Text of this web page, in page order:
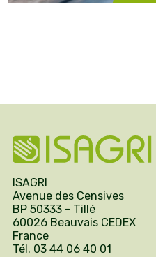
ISAGRI
Avenue des Censives
BP 50333 - Tillé
60026 Beauvais CEDEX
France
Tél. 03 44 06 40 01